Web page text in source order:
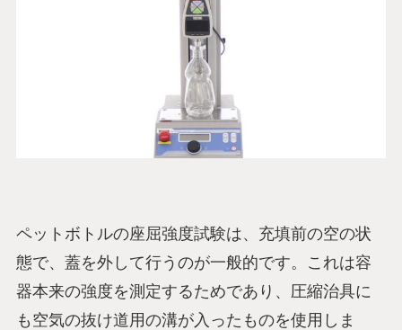
ペットボトルの座屈強度試験は、充填前の空の状
態で、蓋を外して行うのが一般的です。これは容
器本来の強度を測定するためであり、圧縮治具に
も空気の抜け道用の溝が入ったものを使用しま